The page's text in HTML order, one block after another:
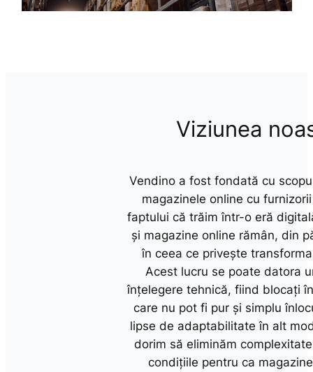
Viziunea
Vendino a fost fondată cu
magazinele online cu
faptului că trăim într-o eră
și magazine online rămân, din
în ceea ce privește
Acest lucru se poate datora
înțelegere tehnică, fiind blocați
care nu pot fi pur și simplu
lipse de adaptabilitate în alt
dorim să eliminăm
condițiile pentru ca